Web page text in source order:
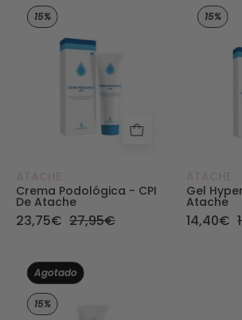
Crema Podológica - Dry
15%
Crema Podológica - CPI
De Atache
23,75€ 27,95€
15%
Gel
Atache
14,40€
Agotado
15%